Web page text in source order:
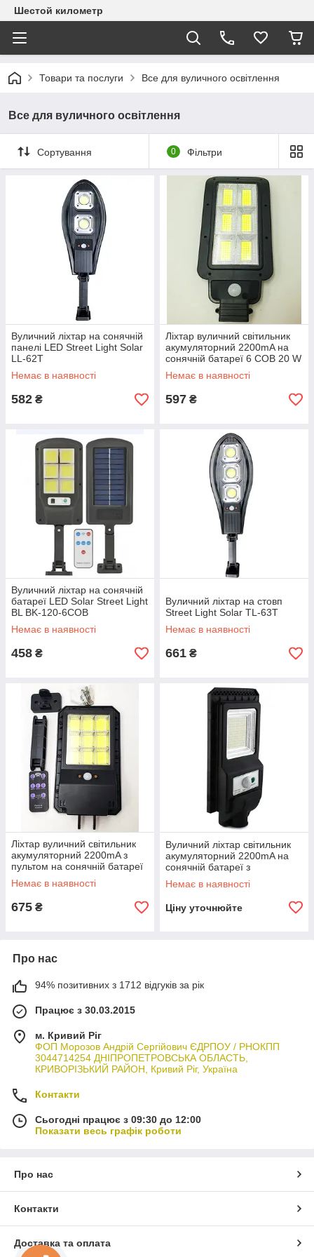
Шестой километр
Товари та послуги Все для вуличного освітлення
Все для вуличного освітлення
Сортування 0 Фільтри
Вуличний ліхтар на сонячній
панелі LED Street Light Solar
LL-62T
Немає в наявності
582 ₴
Ліхтар вуличний світильник
акумуляторний 2200mA на
сонячній батареї 6 COB 20 W
LED Solar Street Light UKC T-
19
Немає в наявності
597 ₴
Вуличний ліхтар на сонячній
батареї LED Solar Street Light
BL BK-120-6COB
Немає в наявності
458 ₴
Вуличний ліхтар на стовп
Street Light Solar TL-63T
Немає в наявності
661 ₴
Ліхтар вуличний світильник
акумуляторний 2200mA з
пультом на сонячній батареї
LED 6COB Solar Street Light
UKC
Немає в наявності
675 ₴
Вуличний ліхтар світильник
акумуляторний 2200mA на
сонячній батареї з
кріпленням LED Solar Street
Light 115 W
Немає в наявності
Ціну уточнюйте
Про нас
94% позитивних з 1712 відгуків за рік
Працює з 30.03.2015
м. Кривий Ріг
ФОП Морозов Андрій Сергійович ЄДРПОУ / РНОКПП
3044714254 ДНІПРОПЕТРОВСЬКА ОБЛАСТЬ,
КРИВОРІЗЬКИЙ РАЙОН, Кривий Ріг, Україна
Контакти
Сьогодні працює з 09:30 до 12:00
Показати весь графік роботи
Про нас
Контакти
Доставка та оплата